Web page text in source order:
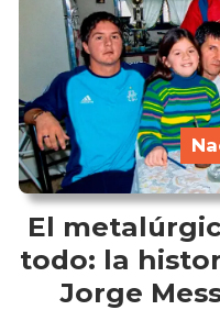
El
todo: la
Jorge